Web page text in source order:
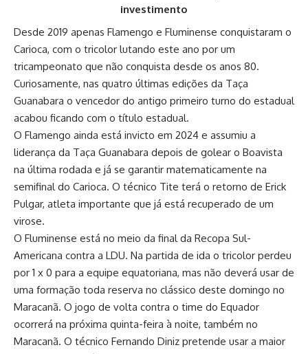
investimento
Desde 2019 apenas Flamengo e Fluminense conquistaram o
Carioca, com o tricolor lutando este ano por um
tricampeonato que não conquista desde os anos 80.
Curiosamente, nas quatro últimas edições da Taça
Guanabara o vencedor do antigo primeiro turno do estadual
acabou ficando com o título estadual.
O Flamengo ainda está invicto em 2024 e assumiu a
liderança da Taça Guanabara depois de golear o Boavista
na última rodada e já se garantir matematicamente na
semifinal do Carioca. O técnico Tite terá o retorno de Erick
Pulgar, atleta importante que já está recuperado de um
virose.
O Fluminense está no meio da final da Recopa Sul-
Americana contra a LDU. Na partida de ida o tricolor perdeu
por 1 x 0 para a equipe equatoriana, mas não deverá usar de
uma formação toda reserva no clássico deste domingo no
Maracanã. O jogo de volta contra o time do Equador
ocorrerá na próxima quinta-feira à noite, também no
Maracanã. O técnico Fernando Diniz pretende usar a maior